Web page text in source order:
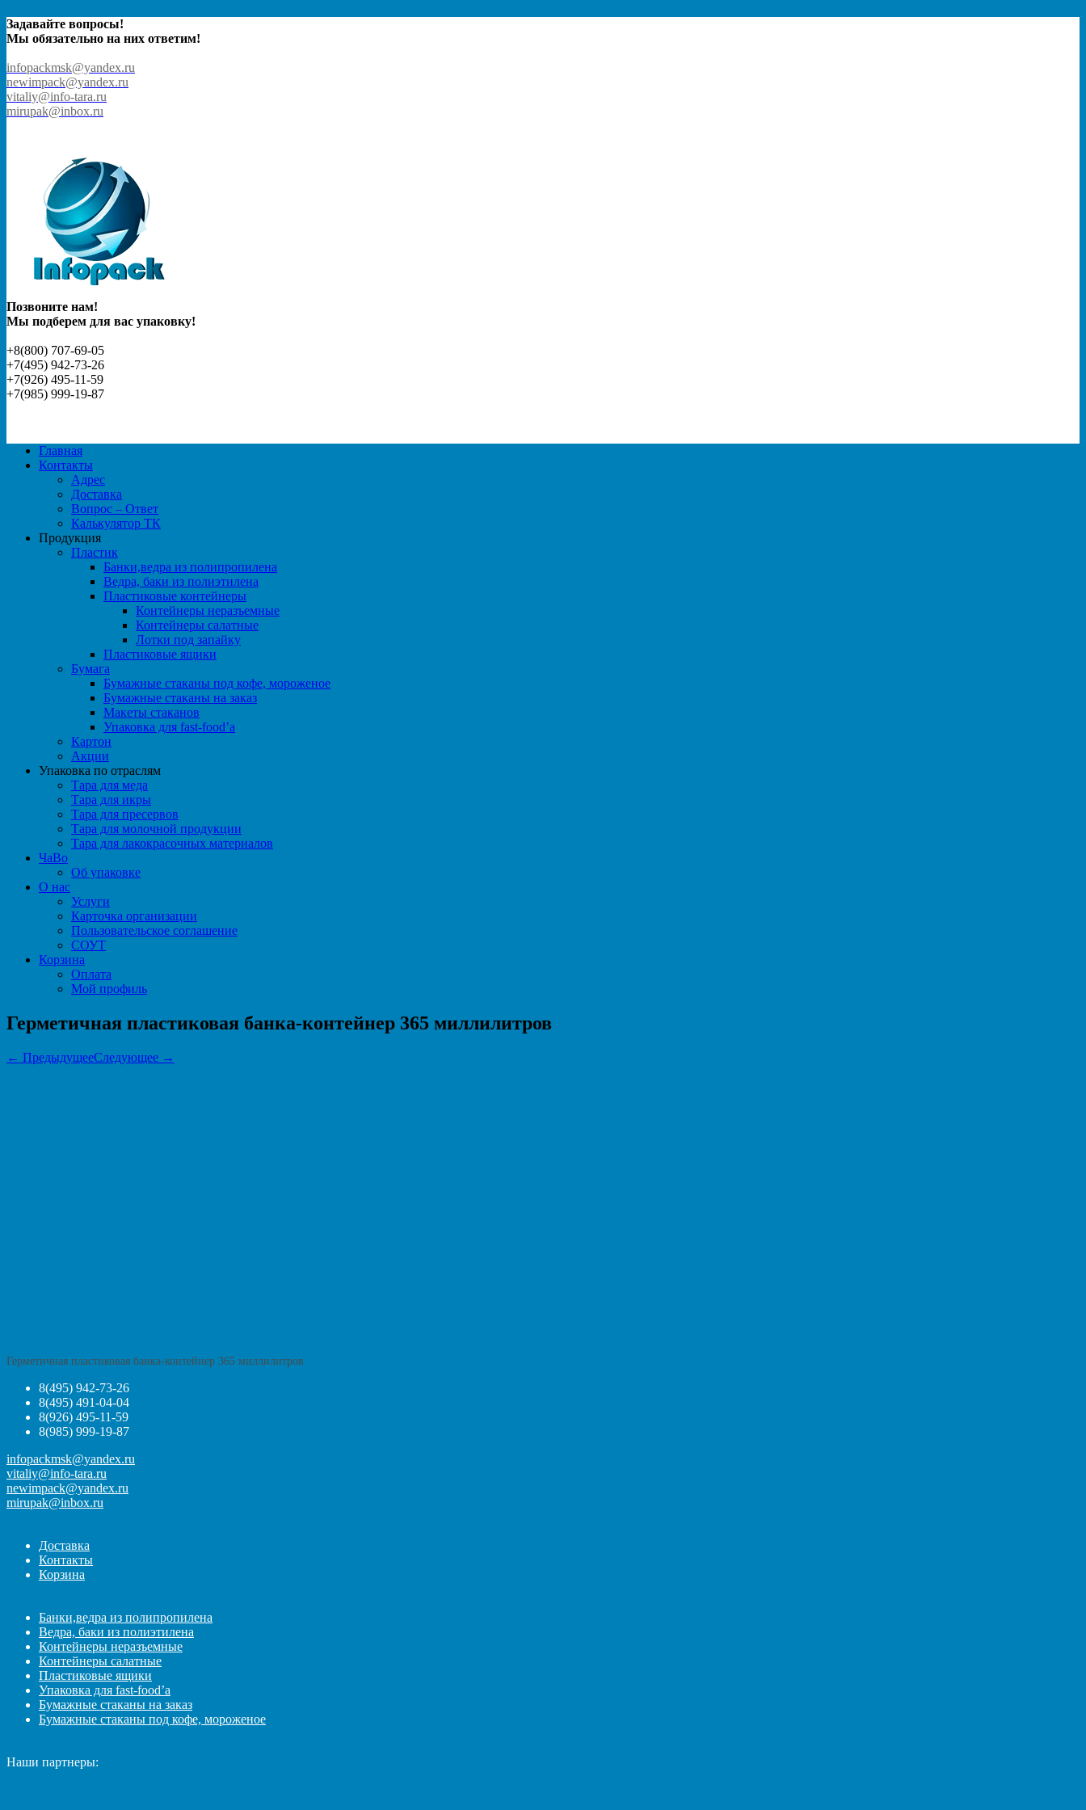
Задавайте вопросы!
Мы обязательно на них ответим!
infopackmsk@yandex.ru
newimpack@yandex.ru
vitaliy@info-tara.ru
mirupak@inbox.ru
Позвоните нам!
Мы подберем для вас упаковку!
+8(800) 707-69-05
+7(495) 942-73-26
+7(926) 495-11-59
+7(985) 999-19-87
Главная
Контакты
Адрес
Доставка
Вопрос – Ответ
Калькулятор ТК
Продукция
Пластик
Банки,ведра из полипропилена
Ведра, баки из полиэтилена
Пластиковые контейнеры
Контейнеры неразъемные
Контейнеры салатные
Лотки под запайку
Пластиковые ящики
Бумага
Бумажные стаканы под кофе, мороженое
Бумажные стаканы на заказ
Макеты стаканов
Упаковка для fast-food’а
Картон
Акции
Упаковка по отраслям
Тара для меда
Тара для икры
Тара для пресервов
Тара для молочной продукции
Тара для лакокрасочных материалов
ЧаВо
Об упаковке
О нас
Услуги
Карточка организации
Пользовательское соглашение
СОУТ
Корзина
Оплата
Мой профиль
Герметичная пластиковая банка-контейнер 365 миллилитров
← ПредыдущееСледующее →
Герметичная пластиковая банка-контейнер 365 миллилитров
8(495) 942-73-26
8(495) 491-04-04
8(926) 495-11-59
8(985) 999-19-87
infopackmsk@yandex.ru
vitaliy@info-tara.ru
newimpack@yandex.ru
mirupak@inbox.ru
Доставка
Контакты
Корзина
Банки,ведра из полипропилена
Ведра, баки из полиэтилена
Контейнеры неразъемные
Контейнеры салатные
Пластиковые ящики
Упаковка для fast-food’а
Бумажные стаканы на заказ
Бумажные стаканы под кофе, мороженое
Наши партнеры: